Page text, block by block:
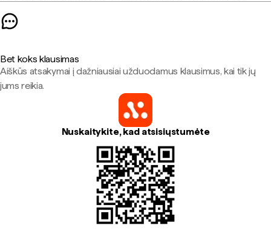
Bet koks klausimas
Aiškūs atsakymai į dažniausiai užduodamus klausimus, kai tik jų
jums reikia.
Nuskaitykite, kad atsisiųstumėte